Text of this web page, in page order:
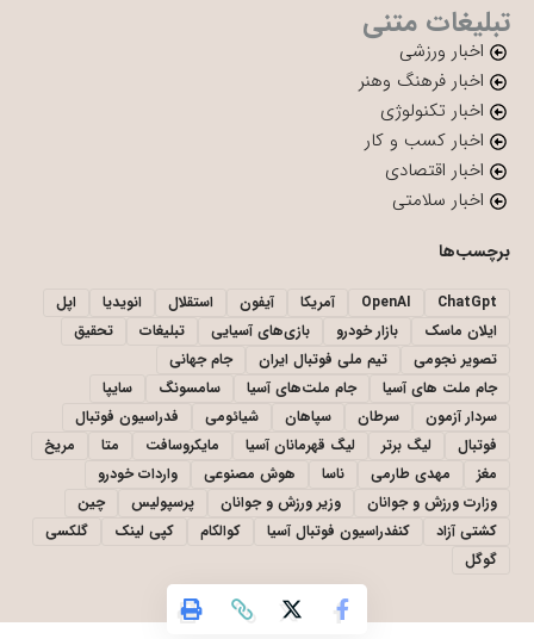
تبلیغات متنی
اخبار ورزشی
اخبار فرهنگ وهنر
اخبار تکنولوژی
اخبار کسب و کار
اخبار اقتصادی
اخبار سلامتی
برچسب‌ها
ChatGpt
OpenAI آمریکا آیفون استقلال انویدیا
اپل
ایلان ماسک
بازار خودرو بازی‌های آسیایی تبلیغات
تحقیق
تصویر نجومی
تیم ملی فوتبال ایران
جام جهانی
جام ملت های آسیا
جام ملت‌های آسیا سامسونگ
سایپا
سردار آزمون
سرطان سپاهان شیائومی
فدراسیون فوتبال
فوتبال
لیگ برتر لیگ قهرمانان آسیا مایکروسافت متا
مریخ
مغز
مهدی طارمی ناسا هوش مصنوعی
واردات خودرو
وزارت ورزش و جوانان
وزیر ورزش و جوانان پرسپولیس
چین
کشتی آزاد
کنفدراسیون فوتبال آسیا کوالکام کپی لینک
گلکسی
گوگل